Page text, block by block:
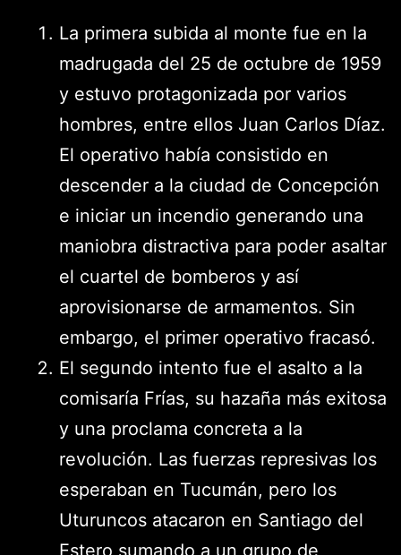
La primera subida al monte fue en la
madrugada del 25 de octubre de 1959
y estuvo protagonizada por varios
hombres, entre ellos Juan Carlos Díaz.
El operativo había consistido en
descender a la ciudad de Concepción
e iniciar un incendio generando una
maniobra distractiva para poder asaltar
el cuartel de bomberos y así
aprovisionarse de armamentos. Sin
embargo, el primer operativo fracasó.
El segundo intento fue el asalto a la
comisaría Frías, su hazaña más exitosa
y una proclama concreta a la
revolución. Las fuerzas represivas los
esperaban en Tucumán, pero los
Uturuncos atacaron en Santiago del
Estero sumando a un grupo de